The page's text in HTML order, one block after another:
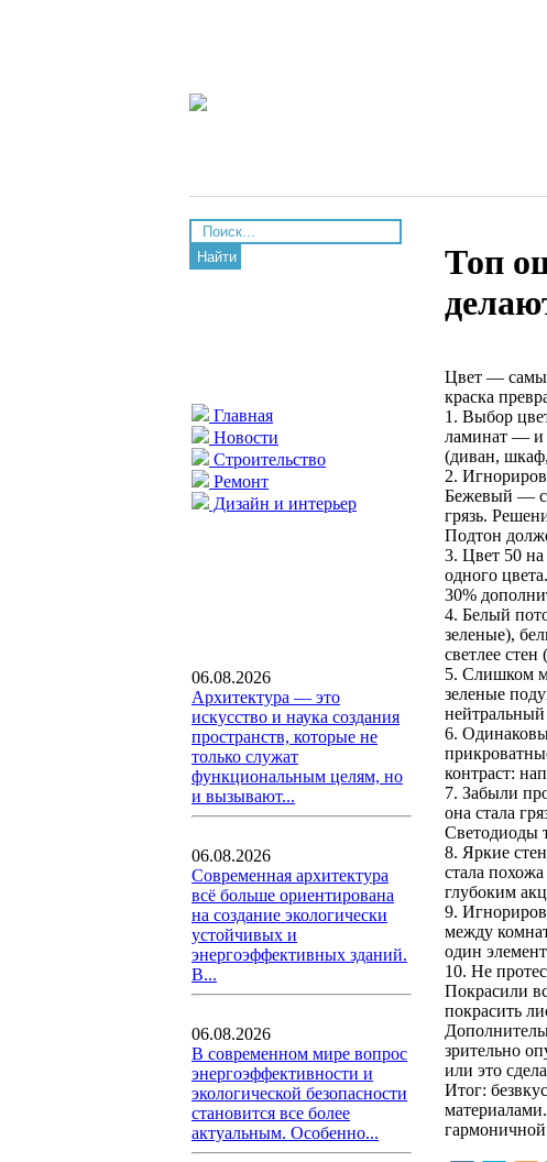
Найти
Главная
Новости
Строительство
Ремонт
Дизайн и интерьер
06.08.2026
Архитектура — это
искусство и наука создания
пространств, которые не
только служат
функциональным целям, но
и вызывают...
06.08.2026
Современная архитектура
всё больше ориентирована
на создание экологически
устойчивых и
энергоэффективных зданий.
В...
06.08.2026
В современном мире вопрос
энергоэффективности и
экологической безопасности
становится все более
актуальным. Особенно...
Топ
Цвет —
краска
1. Выбор
ламинат — и
(диван,
2.
Бежевый — с
грязь.
Подтон
3. Цвет 50
одного
30%
4. Белый
зеленые),
светлее
5. Слишком
зеленые
6.
контраст:
7. Забыли
она стала
Светодиоды
8. Яркие
стала
глубоким
9.
между
один
10. Не
Покрасили
покрасить
зрительно
или это
Итог: